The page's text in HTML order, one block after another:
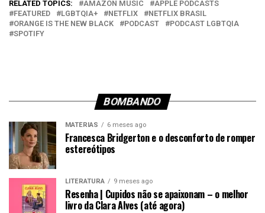
RELATED TOPICS: AMAZON MUSIC
APPLE PODCASTS
FEATURED
LGBTQIA+ NETFLIX
NETFLIX BRASIL
ORANGE IS THE NEW BLACK
PODCAST
PODCAST LGBTQIA
SPOTIFY
BOMBANDO
MATÉRIAS 6 meses ago
Francesca Bridgerton e o desconforto de romper
estereótipos
LITERATURA 9 meses ago
Resenha | Cupidos não se apaixonam – o melhor
livro da Clara Alves (até agora)